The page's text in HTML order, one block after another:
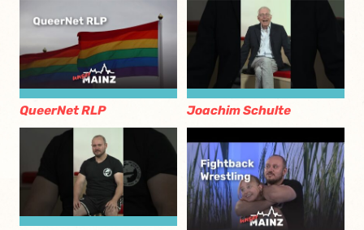
QueerNet RLP Joachim Schulte